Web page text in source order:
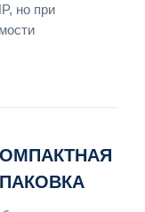
но при